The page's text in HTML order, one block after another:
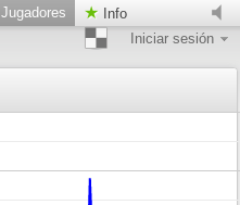
Jugadores
Info
Iniciar sesión